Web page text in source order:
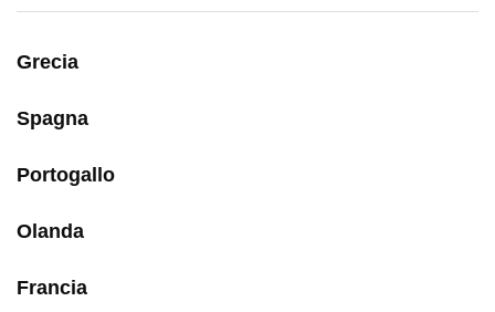
Grecia
Spagna
Portogallo
Olanda
Francia